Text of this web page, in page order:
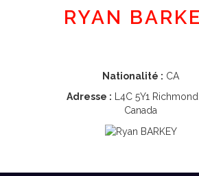
RYAN
Nationalité : CA
Adresse : L4C 5Y1 Richmond
Canada